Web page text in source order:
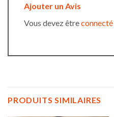
Ajouter un Avis
Vous devez êtreconnecté
PRODUITS SIMILAIRES